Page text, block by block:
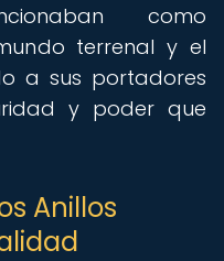
como
terrenal y el
a sus portadores
y poder que
Anillos